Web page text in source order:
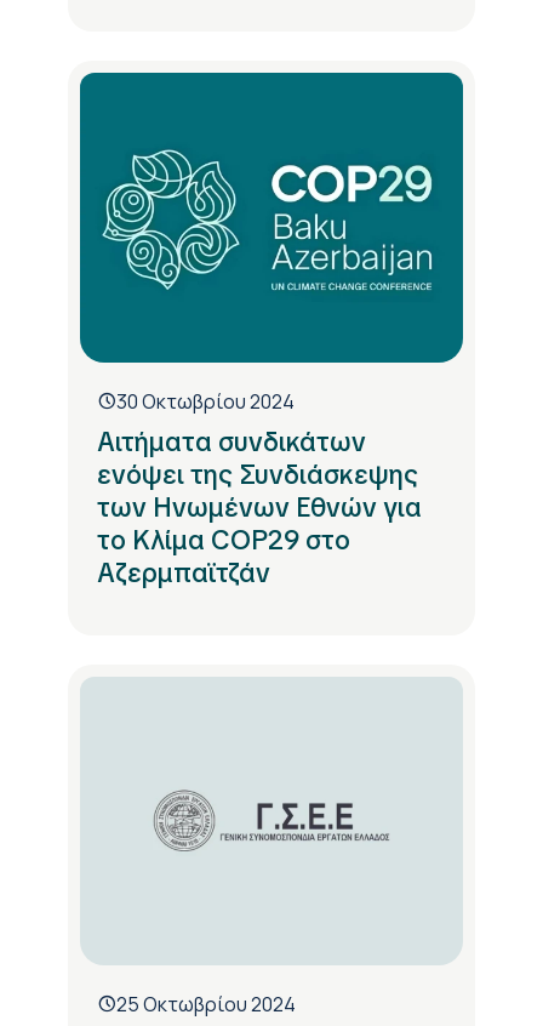
30 Οκτωβρίου 2024
Αιτήματα συνδικάτων
ενόψει της Συνδιάσκεψης
των Ηνωμένων Εθνών για
το Κλίμα COP29 στο
Αζερμπαϊτζάν
25 Οκτωβρίου 2024